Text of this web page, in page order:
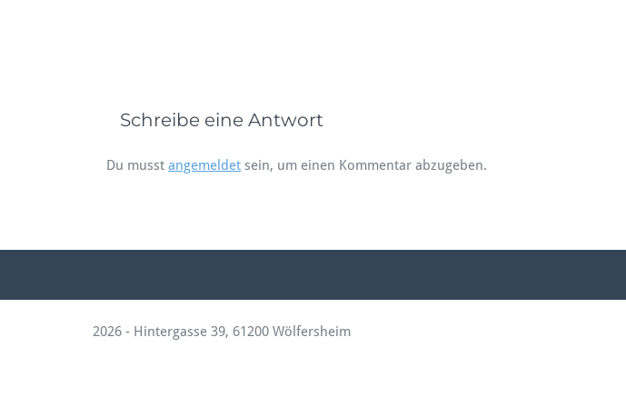
Schreibe eine Antwort
Du musst angemeldet sein, um einen Kommentar abzugeben.
2026 - Hintergasse 39, 61200 Wölfersheim